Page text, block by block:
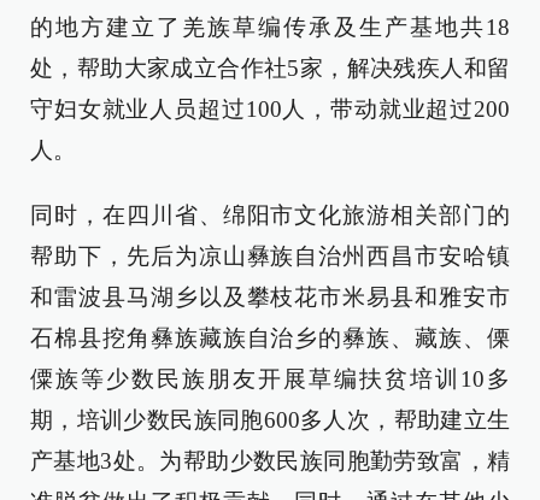
的地方建立了羌族草编传承及生产基地共18
处，帮助大家成立合作社5家，解决残疾人和留
守妇女就业人员超过100人，带动就业超过200
人。
同时，在四川省、绵阳市文化旅游相关部门的
帮助下，先后为凉山彝族自治州西昌市安哈镇
和雷波县马湖乡以及攀枝花市米易县和雅安市
石棉县挖角彝族藏族自治乡的彝族、藏族、傈
僳族等少数民族朋友开展草编扶贫培训10多
期，培训少数民族同胞600多人次，帮助建立生
产基地3处。为帮助少数民族同胞勤劳致富，精